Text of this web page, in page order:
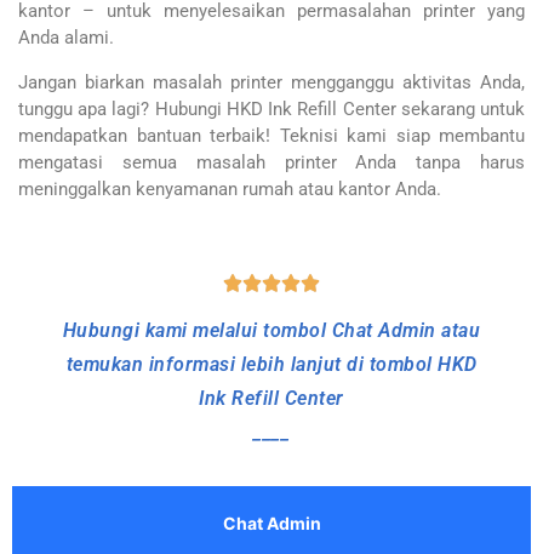
kantor – untuk menyelesaikan permasalahan printer yang
Anda alami.
Jangan biarkan masalah printer mengganggu aktivitas Anda,
tunggu apa lagi? Hubungi HKD Ink Refill Center sekarang untuk
mendapatkan bantuan terbaik! Teknisi kami siap membantu
mengatasi semua masalah printer Anda tanpa harus
meninggalkan kenyamanan rumah atau kantor Anda.
Hubungi kami melalui tombol Chat Admin atau
temukan informasi lebih lanjut di tombol HKD
Ink Refill Center
Chat Admin